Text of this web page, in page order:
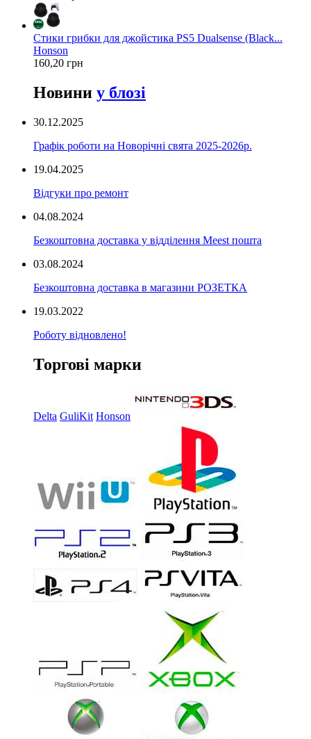
Стики грибки для джойстика PS5 Dualsense (Black...
Honson
160,20 грн
Новини у блозі
30.12.2025
Графік роботи на Новорічні свята 2025-2026р.
19.04.2025
Відгуки про ремонт
04.08.2024
Безкоштовна доставка у відділення Meest пошта
03.08.2024
Безкоштовна доставка в магазини РОЗЕТКА
19.03.2022
Роботу відновлено!
Торгові марки
Delta GuliKit Honson